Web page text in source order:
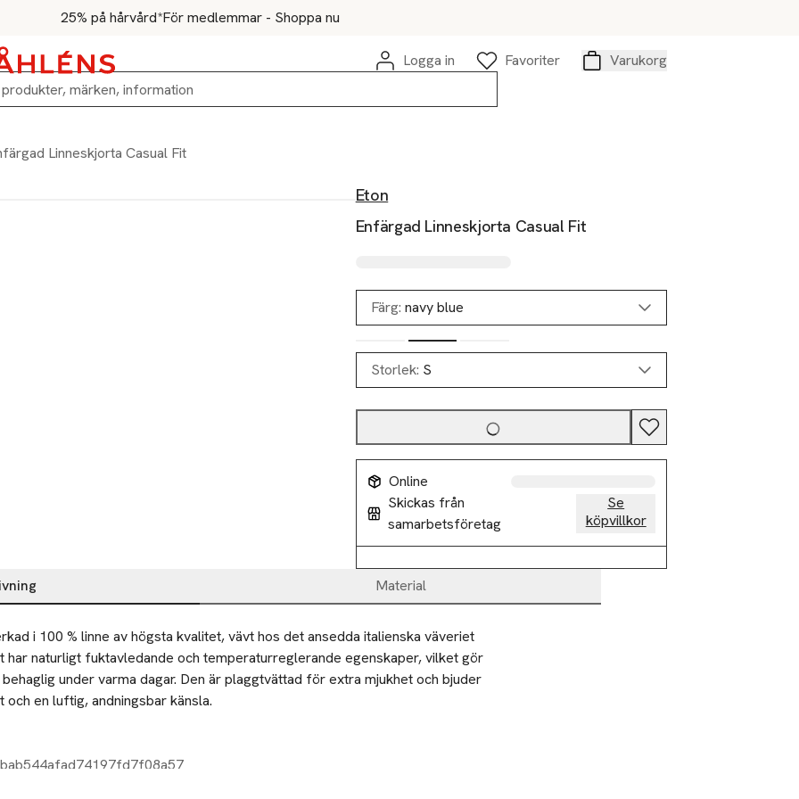
25% på hårvård*För medlemmar - Shoppa nu
Logga in
Favoriter
Varukorg
Linneskjorta Casual Fit
Eton
Enfärgad Linneskjorta Casual Fit
Färg: navy blue
Storlek: S
Online
Skickas från
samarbetsföretag
Se
köpvillkor
Material
i 100 % linne av högsta kvalitet, vävt hos det ansedda italienska väveriet
har naturligt fuktavledande och temperaturreglerande egenskaper, vilket gör
under varma dagar. Den är plaggtvättad för extra mjukhet och bjuder
en luftig, andningsbar känsla.